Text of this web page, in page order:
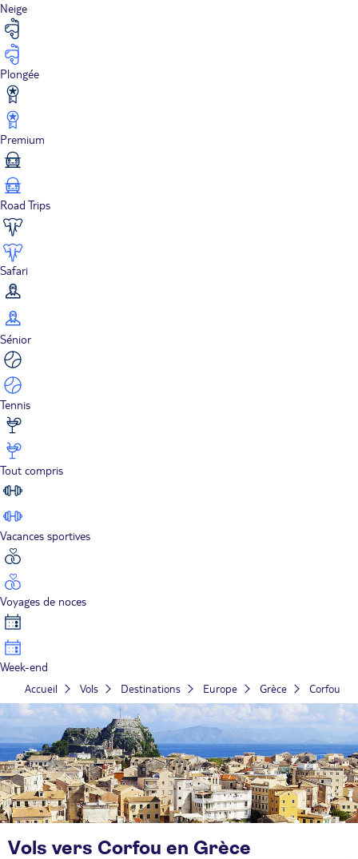
Neige
Plongée
Premium
Road Trips
Safari
Sénior
Tennis
Tout compris
Vacances sportives
Voyages de noces
Week-end
Accueil Vols Destinations Europe Grèce Corfou
Vols vers Corfou en Grèce